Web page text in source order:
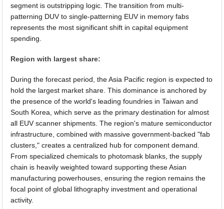
segment is outstripping logic. The transition from multi-
patterning DUV to single-patterning EUV in memory fabs
represents the most significant shift in capital equipment
spending.
Region with largest share:
During the forecast period, the Asia Pacific region is expected to
hold the largest market share. This dominance is anchored by
the presence of the world's leading foundries in Taiwan and
South Korea, which serve as the primary destination for almost
all EUV scanner shipments. The region's mature semiconductor
infrastructure, combined with massive government-backed "fab
clusters," creates a centralized hub for component demand.
From specialized chemicals to photomask blanks, the supply
chain is heavily weighted toward supporting these Asian
manufacturing powerhouses, ensuring the region remains the
focal point of global lithography investment and operational
activity.